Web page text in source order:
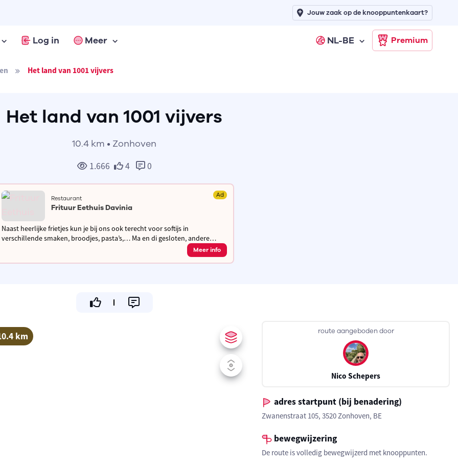
Log in Meer NL-BE Premium
Jouw zaak op de knooppuntenkaart?
Het land van 1001 vijvers
Het land van 1001 vijvers
10.4 km • Zonhoven
1.666 4 0
Restaurant Ad
Frituur Eethuis Davinia
Naast heerlijke frietjes kun je bij ons ook terecht voor softijs in
verschillende smaken, broodjes, pasta’s,… Ma en di gesloten, andere
Meer info
km route aangeboden door
Nico Schepers
adres startpunt (bij benadering)
Zwanenstraat 105, 3520 Zonhoven, BE
bewegwijzering
De route is volledig bewegwijzerd met knooppunten.